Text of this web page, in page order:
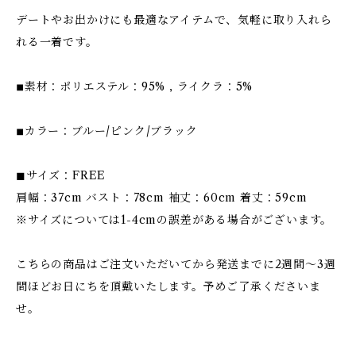
デートやお出かけにも最適なアイテムで、気軽に取り入れら
れる一着です。
◾︎素材：ポリエステル：95% , ライクラ：5%
◾︎カラー：ブルー/ピンク/ブラック
◼︎サイズ：FREE
肩幅：37cm バスト：78cm 袖丈：60cm 着丈：59cm
※サイズについては1-4cmの誤差がある場合がございます。
こちらの商品はご注文いただいてから発送までに2週間〜3週
間ほどお日にちを頂戴いたします。予めご了承くださいま
せ。